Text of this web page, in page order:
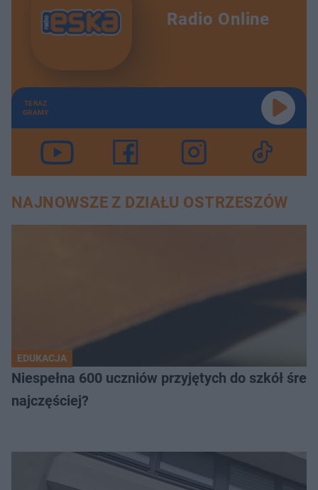
Radio Online
TERAZ
GRAMY
NAJNOWSZE Z DZIAŁU OSTRZESZÓW
EDUKACJA
Niespełna 600 uczniów przyjętych do szkół
najczęściej?